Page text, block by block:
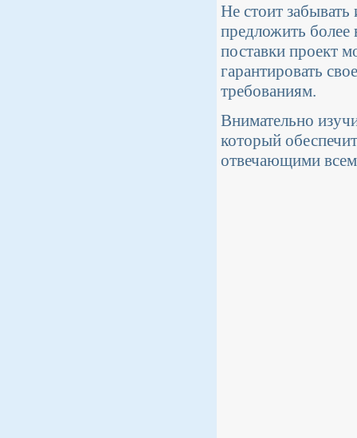
Не стоит
предложить более
поставки проект
гарантировать
требованиям.
Внимательно
который
отвечающими